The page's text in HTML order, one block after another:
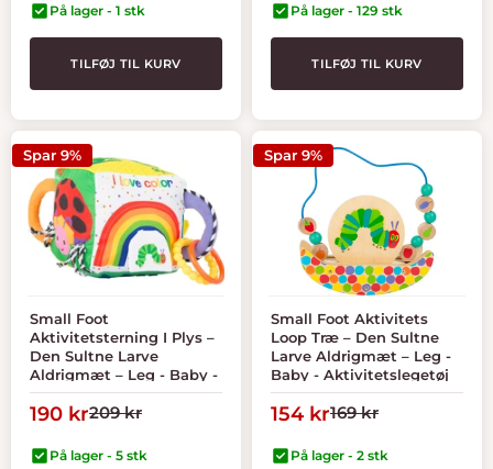
På lager - 1 stk
TILFØJ TIL KURV
På lager - 129 stk
TILFØJ TIL KURV
Spar 9%
Small Foot
Aktivitetsterning I Plys –
Den Sultne Larve
Aldrigmæt – Leg - Baby -
Aktivitetslegetøj
Tilbudspris
190 krNormal
209 kr
På lager - 5 stk
Spar 9%
Small Foot Aktivitets
Loop Træ – Den Sultne
Larve Aldrigmæt – Leg -
Baby - Aktivitetslegetøj
Tilbudspris
154 krNormal
169 kr
På lager - 2 stk